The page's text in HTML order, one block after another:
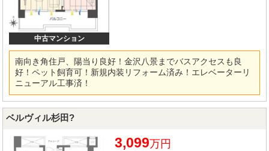
中古マンション
南向き角住戸、陽当り良好！金沢八景までバスアクセスも良
好！ペット飼育可！新規内装リフォーム済み！エレベーターリ
ニューアル工事済！
ベルヴィル杉田?
3,099万円